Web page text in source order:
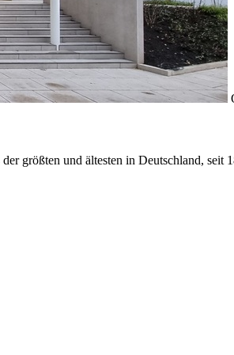
größten und ältesten in Deutschland, seit